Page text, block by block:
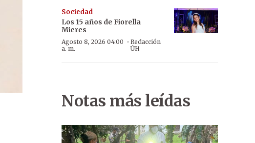
Sociedad
Los 15 años de Fiorella
Mieres
Agosto 8, 2026 04:00
a. m.
· Redacción
ÚH
Notas más leídas